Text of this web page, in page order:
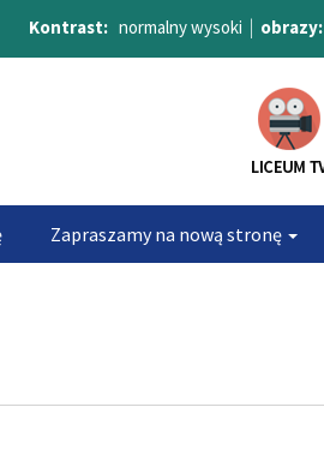
Kontrast: normalnywysoki | obrazy:
Zapraszamy na nową stronę